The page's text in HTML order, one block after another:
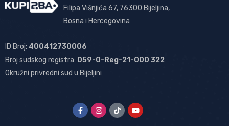
Filipa Višnjića 67, 76300 Bijeljina,
Bosna i Hercegovina
ID Broj: 400412730006
Broj sudskog registra: 059-0-Reg-21-000 322
Okružni privredni sud u Bijeljini